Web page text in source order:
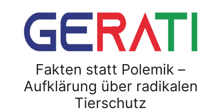
Fakten statt Polemik –
Aufklärung über radikalen
Tierschutz